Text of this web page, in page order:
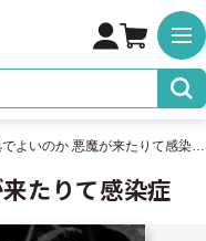
その根拠でよいのか 悪魔が来たりて感染症
たりて感染症